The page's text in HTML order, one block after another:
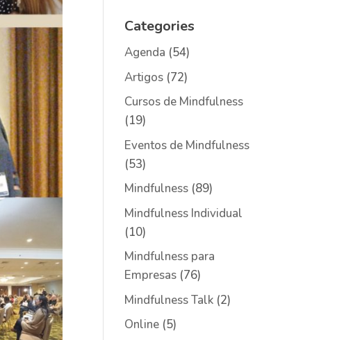
Categories
Agenda (54)
Artigos (72)
Cursos de Mindfulness
(19)
Eventos de Mindfulness
(53)
Mindfulness (89)
Mindfulness Individual
(10)
Mindfulness para
Empresas (76)
Mindfulness Talk (2)
Online (5)